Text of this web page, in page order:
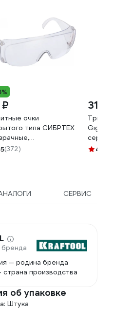
очки
типа СИБРТЕХ
(372)
31 ₽
Gigant
серые
4.1
СЕРВИС
— родина бренда
страна производства
об упаковке
Штука